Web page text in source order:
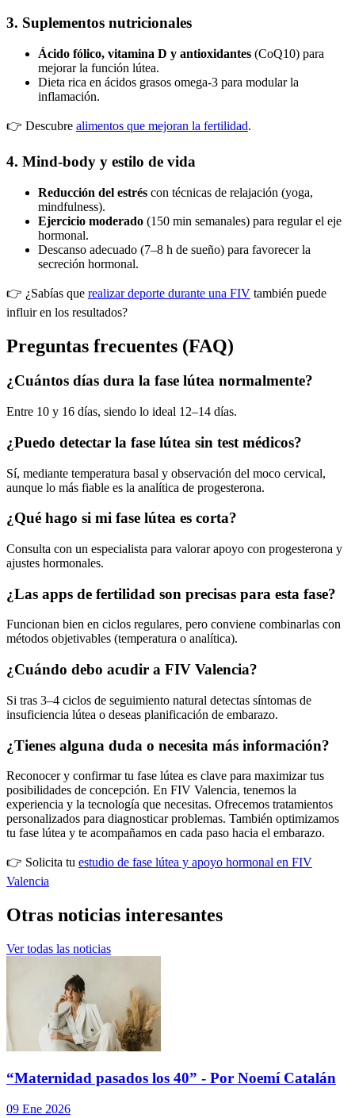
3. Suplementos nutricionales
Ácido fólico, vitamina D y antioxidantes (CoQ10) para
mejorar la función lútea.
Dieta rica en ácidos grasos omega-3 para modular la
inflamación.
👉 Descubre alimentos que mejoran la fertilidad.
4. Mind-body y estilo de vida
Reducción del estrés con técnicas de relajación (yoga,
mindfulness).
Ejercicio moderado (150 min semanales) para regular el eje
hormonal.
Descanso adecuado (7–8 h de sueño) para favorecer la
secreción hormonal.
👉 ¿Sabías que realizar deporte durante una FIV también puede
influir en los resultados?
Preguntas frecuentes (FAQ)
¿Cuántos días dura la fase lútea normalmente?
Entre 10 y 16 días, siendo lo ideal 12–14 días.
¿Puedo detectar la fase lútea sin test médicos?
Sí, mediante temperatura basal y observación del moco cervical,
aunque lo más fiable es la analítica de progesterona.
¿Qué hago si mi fase lútea es corta?
Consulta con un especialista para valorar apoyo con progesterona y
ajustes hormonales.
¿Las apps de fertilidad son precisas para esta fase?
Funcionan bien en ciclos regulares, pero conviene combinarlas con
métodos objetivables (temperatura o analítica).
¿Cuándo debo acudir a FIV Valencia?
Si tras 3–4 ciclos de seguimiento natural detectas síntomas de
insuficiencia lútea o deseas planificación de embarazo.
¿Tienes alguna duda o necesita más información?
Reconocer y confirmar tu fase lútea es clave para maximizar tus
posibilidades de concepción. En FIV Valencia, tenemos la
experiencia y la tecnología que necesitas. Ofrecemos tratamientos
personalizados para diagnosticar problemas. También optimizamos
tu fase lútea y te acompañamos en cada paso hacia el embarazo.
👉 Solicita tu estudio de fase lútea y apoyo hormonal en FIV
Valencia
Otras noticias interesantes
Ver todas las noticias
“Maternidad pasados los 40” - Por Noemí Catalán
09 Ene 2026